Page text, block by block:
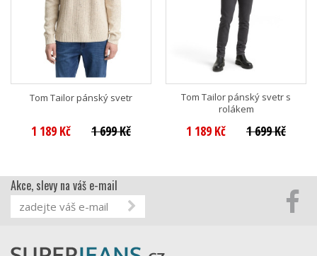
Tom Tailor pánský svetr
1 189 Kč 1 699 Kč
Tom Tailor pánský svetr s
rolákem
1 189 Kč 1 699 Kč
Akce, slevy na váš e-mail